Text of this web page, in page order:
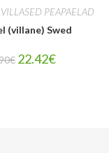
VILLASED PEAPAELAD
(villane) Swed
€ 22.42€